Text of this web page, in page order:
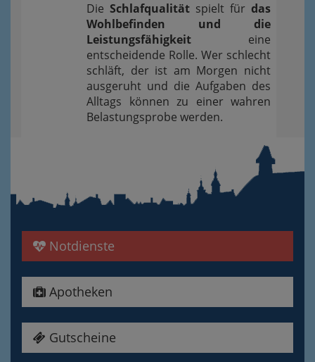
Die Schlafqualität spielt für das
Wohlbefinden und die
Leistungsfähigkeit eine
entscheidende Rolle. Wer schlecht
schläft, der ist am Morgen nicht
ausgeruht und die Aufgaben des
Alltags können zu einer wahren
Belastungsprobe werden.
Notdienste
Apotheken
Gutscheine